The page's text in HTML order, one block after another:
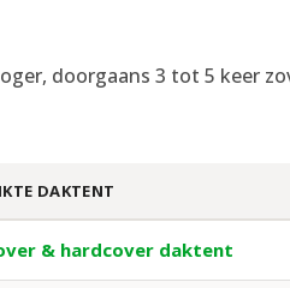
doorgaans 3 tot 5 keer
DAKTENT
& hardcover daktent